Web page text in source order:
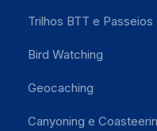
Trilhos BTT e
Bird Watching
Geocaching
Canyoning e